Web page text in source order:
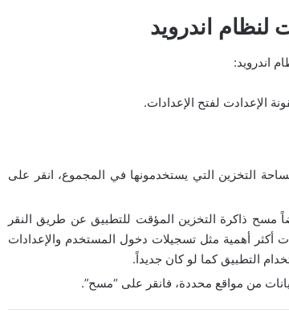
اندرويد
اندرويد:
الإعدادت لفتح الإعدادات.
التخزين التي يستخدمونها في المجموع، انقر على
مسح ذاكرة التخزين المؤقت للتطبيق عن طريق النقر
أكثر أهمية مثل تسجيلات دخول المستخدم والإعدادات
التطبيق كما لو كان جديداً.
من مواقع محددة، فانقر على “مسح”.